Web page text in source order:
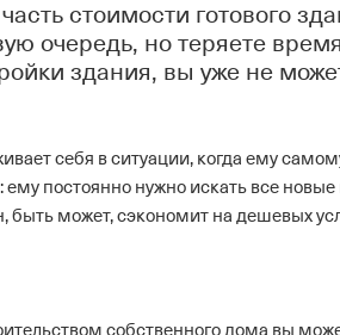
стоимости готового
очередь, но теряете
здания, вы уже не
себя в ситуации, когда ему
ему постоянно нужно искать все
быть может, сэкономит на дешевых
собственного дома вы